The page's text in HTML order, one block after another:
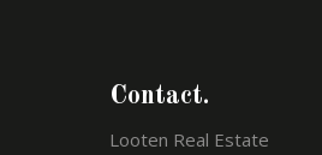
Contact.
Looten Real Estate